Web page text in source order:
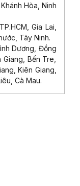
Hòa, Ninh
Gia Lai,
Tây Ninh.
Dương, Đồng
Bến Tre,
Kiên Giang,
Cà Mau.